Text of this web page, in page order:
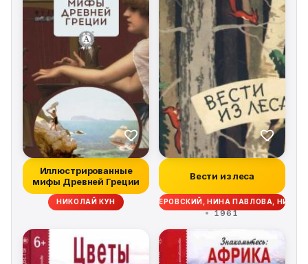
Иллюстрированные
мифы Древней Греции
НИКОЛАЙ КУН
Вести из леса
ВИТАЛИЙ БИАНКИ, АЛЕКСЕЙ ЛИВЕРОВСКИЙ, НИНА ПАВЛОВА,
1961